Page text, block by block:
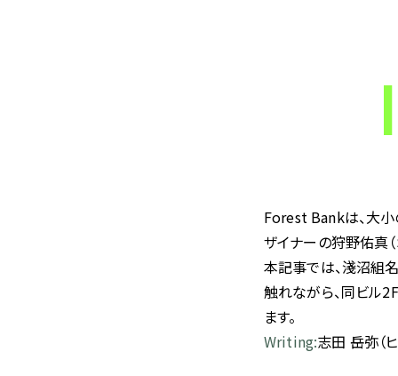
Forest Bankは、大小
ザイナーの狩野佑真
本記事では、淺沼組
触れながら、同ビル
ます。
Writing:志田 岳弥（